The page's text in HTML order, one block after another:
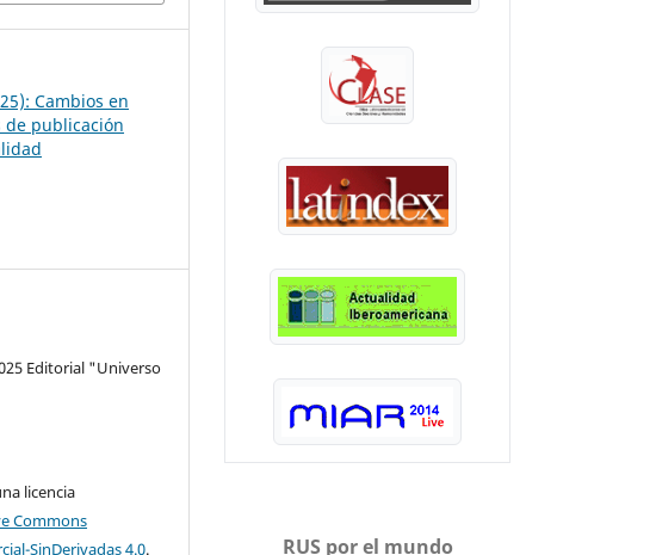
Cambios en
de publicación
Editorial "Universo
licencia
Commons
SinDerivadas 4.0. RUS por el mundo